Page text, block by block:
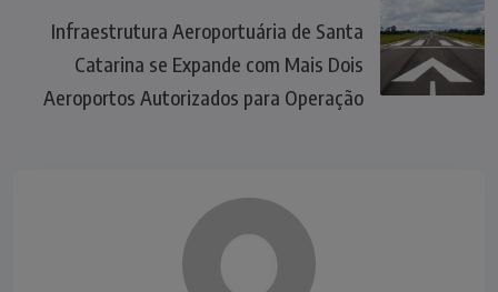
Infraestrutura Aeroportuária de Santa
Catarina se Expande com Mais Dois
Aeroportos Autorizados para Operação